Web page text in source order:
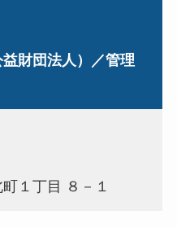
財団法人）／管理
１丁目 ８－１